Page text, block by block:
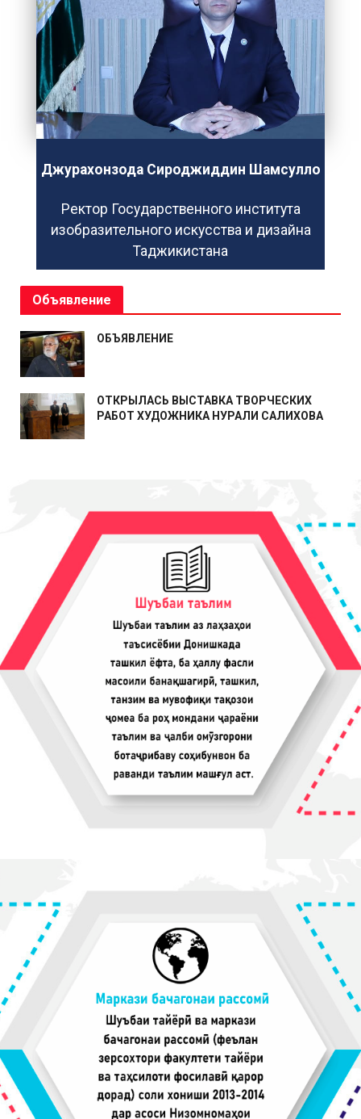
Джурахонзода Сироджиддин Шамсулло
Ректор Государственного института
изобразительного искусства и дизайна
Таджикистана
Объявление
ОБЪЯВЛЕНИЕ
ОТКРЫЛАСЬ ВЫСТАВКА ТВОРЧЕСКИХ
РАБОТ ХУДОЖНИКА НУРАЛИ САЛИХОВА